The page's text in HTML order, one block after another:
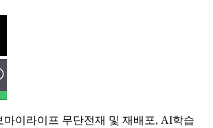
이라이프 무단전재 및 재배포, AI학습